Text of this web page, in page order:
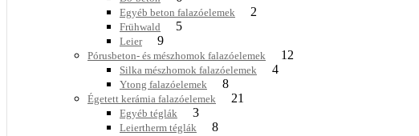
Egyéb beton falazóelemek 2
Frühwald 5
Leier 9
Pórusbeton- és mészhomok falazóelemek 12
Silka mészhomok falazóelemek 4
Ytong falazóelemek 8
Égetett kerámia falazóelemek 21
Egyéb téglák 3
Leiertherm téglák 8